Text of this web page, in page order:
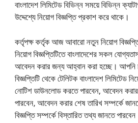
বাংলাদেশ লিমিটেড বিভিন্ন সময়ে বিভিন্ন
উদ্দেশ্যে নিয়োগ বিজ্ঞপ্তি প্রকাশ করে থাকে।
কর্তৃপক্ষ কর্তৃক আজ আবারো নতুন নিয়োগ
নিয়োগ বিজ্ঞপ্তিটিতে বাংলাদেশের সকল
আবেদন করার জন্য আহ্বান করা হচ্ছে। আপনি
বিজ্ঞপ্তিটি থেকে টেলিটক বাংলাদেশ লিমিটেড
নোটিশ ডাউনলোড করতে পারবেন, আবেদন করার
পারবেন, আবেদন করার শেষ তারিখ সম্পর্কে
বিজ্ঞপ্তি সম্পর্কে বিস্তারিত তথ্য জানতে